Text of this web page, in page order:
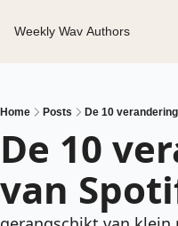
Weekly Wav Authors
Home Posts De 10
De 10
van